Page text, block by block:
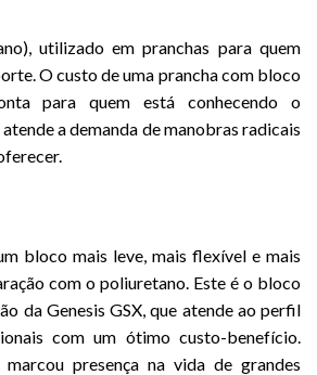
utilizado em pranchas para quem
O custo de uma prancha com bloco
para quem está conhecendo o
a demanda de manobras radicais
bloco mais leve, mais flexível e mais
com o poliuretano. Este é o bloco
da Genesis GSX, que atende ao perfil
com um ótimo custo-benefício.
presença na vida de grandes